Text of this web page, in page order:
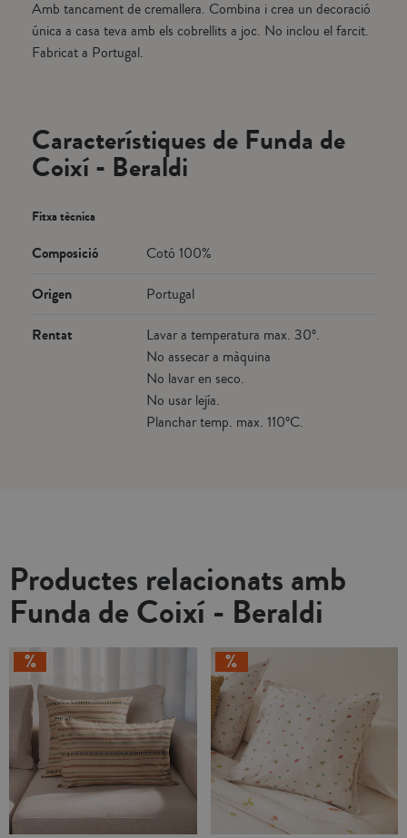
Amb tancament de cremallera. Combina i crea un decoració
única a casa teva amb els cobrellits a joc. No inclou el farcit.
Fabricat a Portugal.
Característiques de Funda de
Coixí - Beraldi
Fitxa tècnica
Composició Cotó 100%
Origen Portugal
Rentat
Lavar a temperatura max. 30º.
No assecar a màquina
No lavar en seco.
No usar lejía.
Planchar temp. max. 110ºC.
Productes relacionats amb
Funda de Coixí - Beraldi